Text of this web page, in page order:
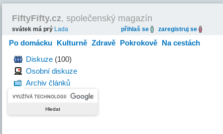
FiftyFifty.cz, společenský magazín
svátek má prý Lada přihlaš se zaregistruj se
Po domácku Kulturně Zdravě Pokrokově Na cestách
HravěDiskuze (100)
Osobní diskuze
Archiv článků